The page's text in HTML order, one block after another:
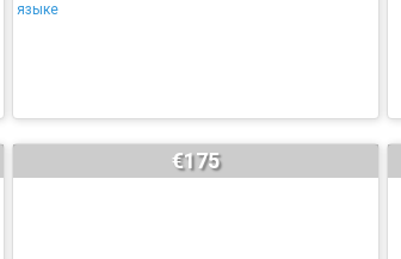
языке
€175